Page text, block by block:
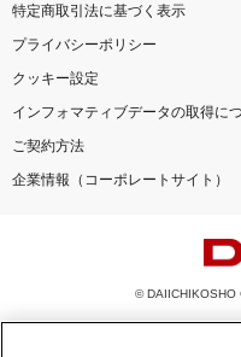
特定商取引法に基づく表示
プライバシーポリシー
クッキー設定
インフォマティブデータの取得に
ご契約方法
企業情報（コーポレートサイト）
© DAIICHIKOSHO
このサイトに掲載されている一切の